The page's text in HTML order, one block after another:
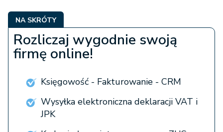
NA SKRÓTY
Rozliczaj wygodnie swoją
firmę online!
Księgowość - Fakturowanie - CRM
Wysyłka elektroniczna deklaracji VAT i
JPK